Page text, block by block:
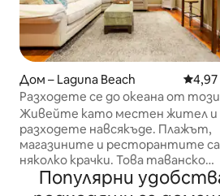
Дом – Laguna Beach
4,97
Разходете се до океана от този
лофт в Лагуна Бийч
Живейте като местен жител и
разходете навсякъде. Плажът,
магазините и ресторантите
няколко крачки. Това таванско
помещение предлага гледка към
океана и всички удобства,
Популярни